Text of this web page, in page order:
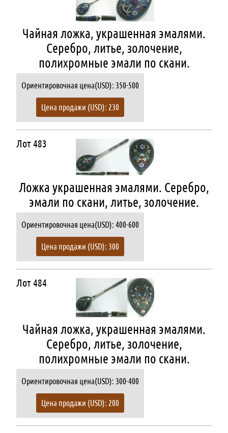
Чайная ложка, украшенная эмалями.
Серебро, литье, золочение,
полихромные эмали по скани.
Ориентировочная цена(USD): 350-500
Цена продажи (USD): 230
Лот 483
Ложка украшенная эмалями. Серебро,
эмали по скани, литье, золочение.
Ориентировочная цена(USD): 400-600
Цена продажи (USD): 300
Лот 484
Чайная ложка, украшенная эмалями.
Серебро, литье, золочение,
полихромные эмали по скани.
Ориентировочная цена(USD): 300-400
Цена продажи (USD): 200